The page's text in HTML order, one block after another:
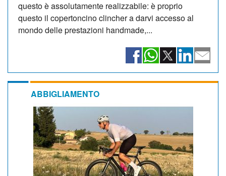
questo è assolutamente realizzabile: è proprio
questo il copertoncino clincher a darvi accesso al
mondo delle prestazioni handmade,...
ABBIGLIAMENTO